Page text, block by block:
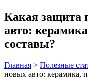
Какая защита
авто:
составы?
Главная > Полезные
новых авто: керамика,